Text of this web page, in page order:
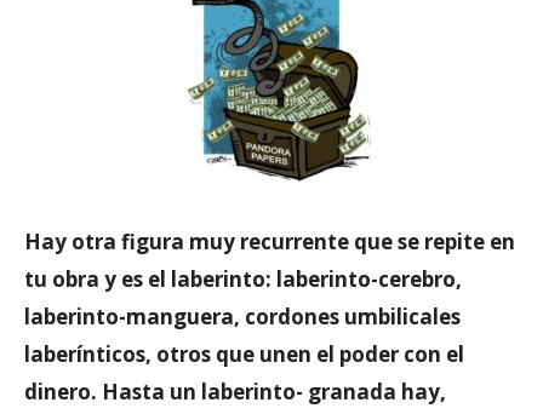
Hay otra figura muy recurrente que se repite en
tu obra y es el laberinto: laberinto-cerebro,
laberinto-manguera, cordones umbilicales
laberínticos, otros que unen el poder con el
dinero. Hasta un laberinto- granada hay,